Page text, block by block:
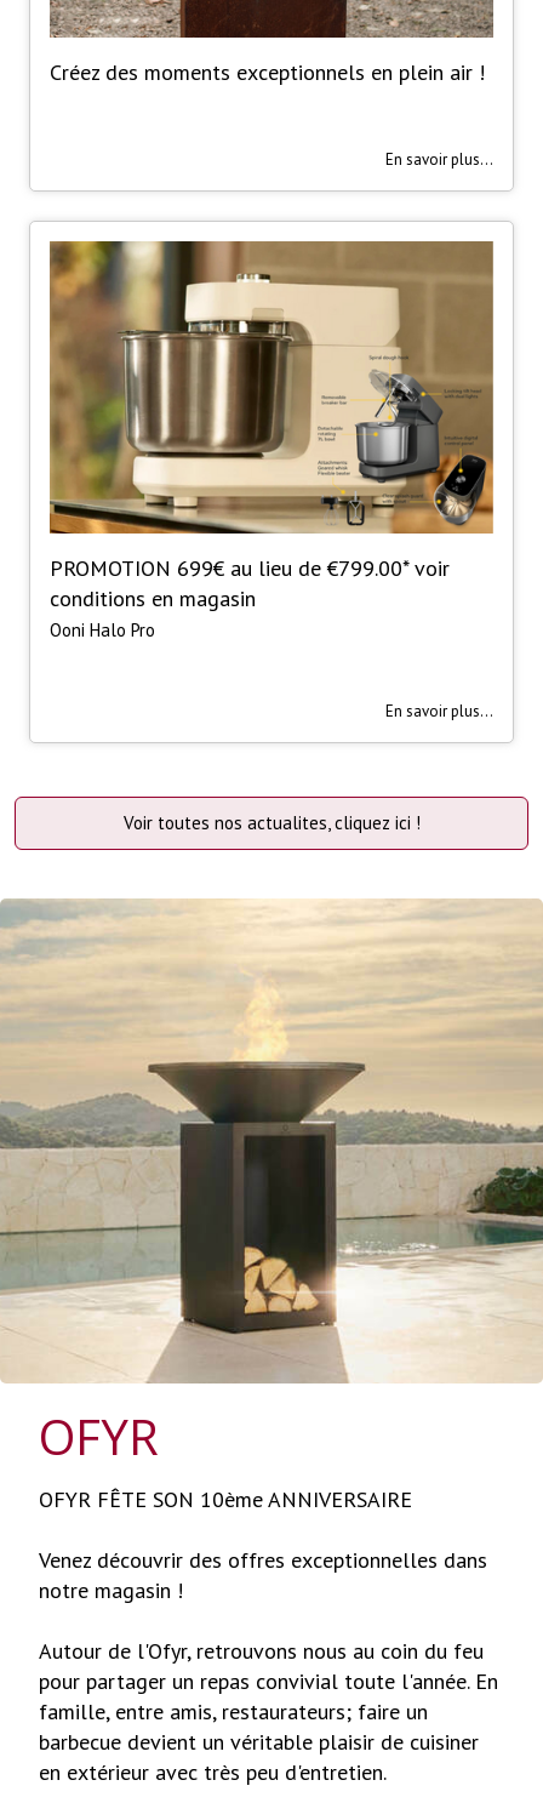
Créez des moments exceptionnels en plein air !
En savoir plus...
PROMOTION 699€ au lieu de €799.00* voir
conditions en magasin
Ooni Halo Pro
En savoir plus...
Voir toutes nos actualites, cliquez ici !
OFYR
OFYR FÊTE SON 10ème ANNIVERSAIRE
Venez découvrir des offres exceptionnelles dans
notre magasin !
Autour de l'Ofyr, retrouvons nous au coin du feu
pour partager un repas convivial toute l'année. En
famille, entre amis, restaurateurs; faire un
barbecue devient un véritable plaisir de cuisiner
en extérieur avec très peu d'entretien.